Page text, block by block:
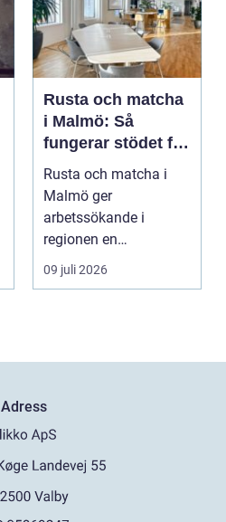
Rusta och matcha
i Malmö: Så
fungerar stödet för
dig som söker
jobb
Rusta och matcha i
Malmö ger
arbetssökande i
regionen en
strukturerad och
09 juli 2026
Adress